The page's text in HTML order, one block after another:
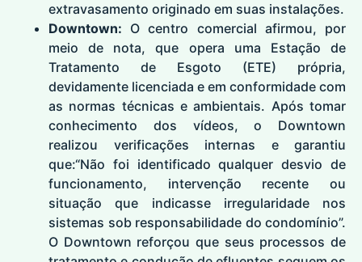
extravasamento originado em suas instalações.
Downtown: O centro comercial afirmou, por
meio de nota, que opera uma Estação de
Tratamento de Esgoto (ETE) própria,
devidamente licenciada e em conformidade com
as normas técnicas e ambientais. Após tomar
conhecimento dos vídeos, o Downtown
realizou verificações internas e garantiu
que:“Não foi identificado qualquer desvio de
funcionamento, intervenção recente ou
situação que indicasse irregularidade nos
sistemas sob responsabilidade do condomínio”.
O Downtown reforçou que seus processos de